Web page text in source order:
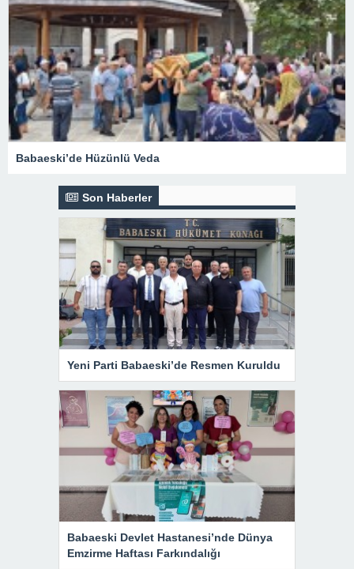
Babaeski’de Hüzünlü Veda
Son Haberler
Yeni Parti Babaeski’de Resmen Kuruldu
Babaeski Devlet Hastanesi’nde Dünya
Emzirme Haftası Farkındalığı